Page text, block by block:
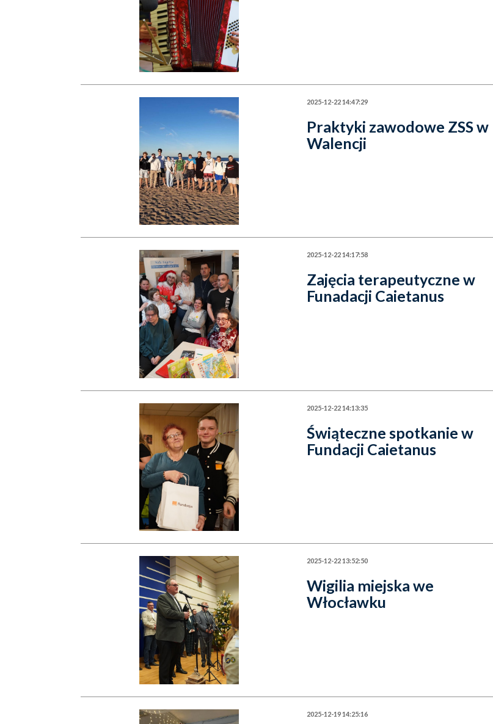
2025-12-22 14:47:29
Praktyki zawodowe ZSS w
Walencji
2025-12-22 14:17:58
Zajęcia terapeutyczne w
Funadacji Caietanus
2025-12-22 14:13:35
Świąteczne spotkanie w
Fundacji Caietanus
2025-12-22 13:52:50
Wigilia miejska we
Włocławku
2025-12-19 14:25:16